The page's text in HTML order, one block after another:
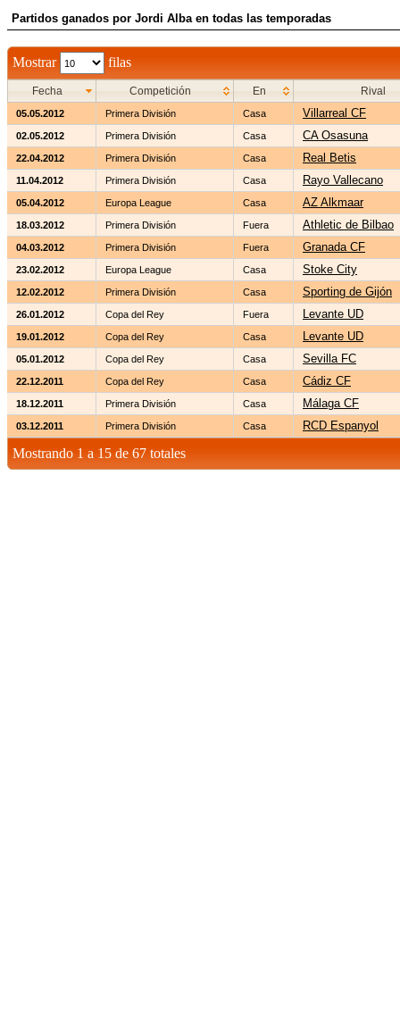
Partidos ganados por Jordi Alba en todas las temporadas
Mostrar filas
Fecha Competición En Rival
05.05.2012 Primera División Casa Villarreal CF
02.05.2012 Primera División Casa CA Osasuna
22.04.2012 Primera División Casa Real Betis
11.04.2012 Primera División Casa Rayo Vallecano
05.04.2012 Europa League Casa AZ Alkmaar
18.03.2012 Primera División Fuera Athletic de Bilbao
04.03.2012 Primera División Fuera Granada CF
23.02.2012 Europa League Casa Stoke City
12.02.2012 Primera División Casa Sporting de Gijón
26.01.2012 Copa del Rey Fuera Levante UD
19.01.2012 Copa del Rey Casa Levante UD
05.01.2012 Copa del Rey Casa Sevilla FC
22.12.2011 Copa del Rey Casa Cádiz CF
18.12.2011 Primera División Casa Málaga CF
03.12.2011 Primera División Casa RCD Espanyol
Mostrando 1 a 15 de 67 totales